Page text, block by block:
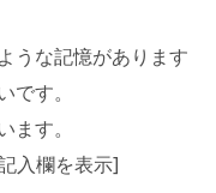
うな記憶があります
す。
す。
入欄を表示]